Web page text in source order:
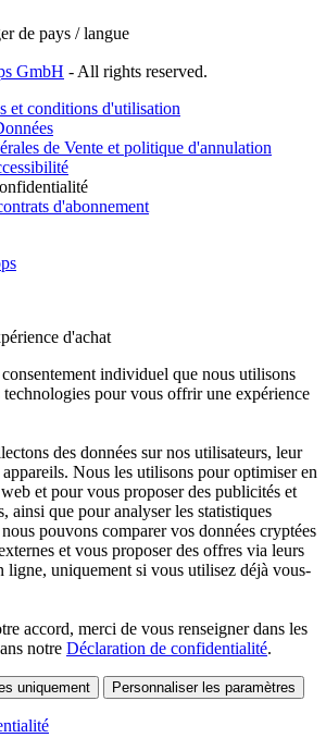
de pays / langue
GmbH - All rights reserved.
et conditions d'utilisation
de Vente et politique d'annulation
d'abonnement
d'achat
individuel que nous utilisons
technologies pour vous offrir une expérience
des données sur nos utilisateurs, leur
Nous les utilisons pour optimiser en
et pour vous proposer des publicités et
ainsi que pour analyser les statistiques
pouvons comparer vos données cryptées
et vous proposer des offres via leurs
ligne, uniquement si vous utilisez déjà vous-
accord, merci de vous renseigner dans les
notre Déclaration de confidentialité.
uniquement Personnaliser les paramètres